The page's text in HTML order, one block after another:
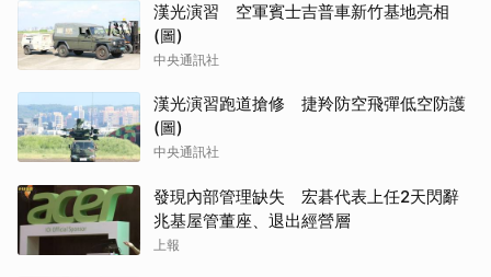
漢光演習 空軍賓士吉普車新竹基地亮相
(圖)
中央通訊社
漢光演習跑道搶修 捷羚防空飛彈低空防護
(圖)
中央通訊社
發現內部管理缺失 宏碁代表上任2天閃辭
兆基屋管董座、退出經營層
上報